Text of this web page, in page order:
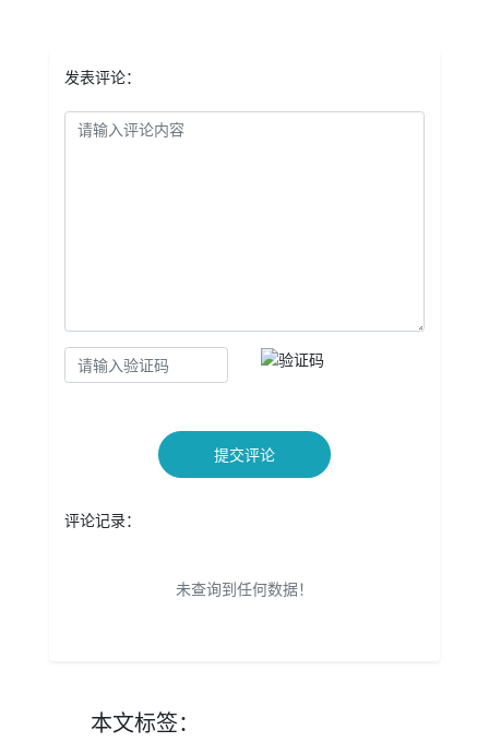
发表评论：
提交评论
评论记录：
未查询到任何数据！
本文标签：